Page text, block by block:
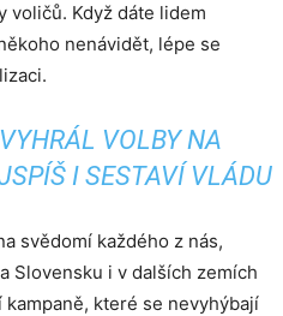
voličů. Když dáte lidem
nenávidět, lépe se
VOLBY NA
I SESTAVÍ VLÁDU
svědomí každého z nás,
Slovensku i v dalších zemích
které se nevyhýbají